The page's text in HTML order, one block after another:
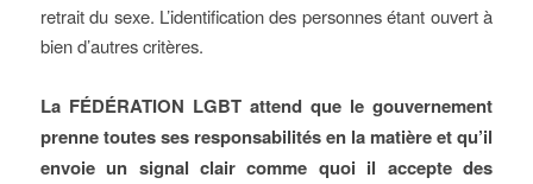
retrait du sexe. L’identification des personnes étant ouvert à
bien d’autres critères.
La FÉDÉRATION LGBT attend que le gouvernement
prenne toutes ses responsabilités en la matière et qu’il
envoie un signal clair comme quoi il accepte des